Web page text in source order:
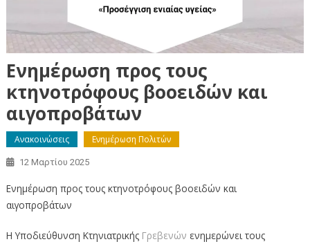
Ενημέρωση προς τους
κτηνοτρόφους βοοειδών και
αιγοπροβάτων
Ανακοινώσεις Ενημέρωση Πολιτών
12 Μαρτίου 2025
Ενημέρωση προς τους κτηνοτρόφους βοοειδών και
αιγοπροβάτων
Η Υποδιεύθυνση Κτηνιατρικής Γρεβενών ενημερώνει τους